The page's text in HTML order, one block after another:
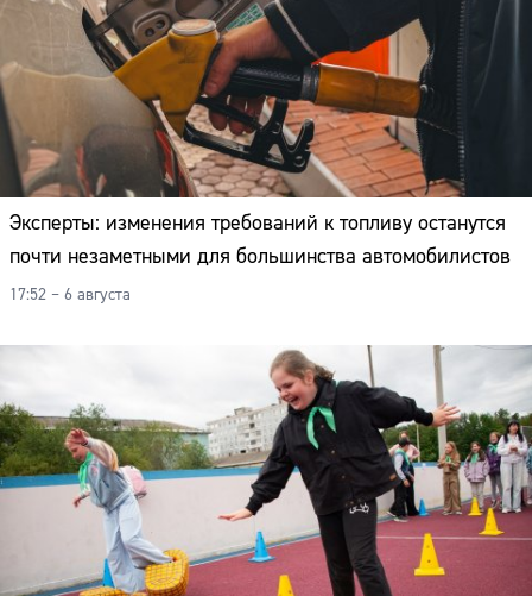
Эксперты: изменения требований к топливу останутся
почти незаметными для большинства автомобилистов
17:52 – 6 августа